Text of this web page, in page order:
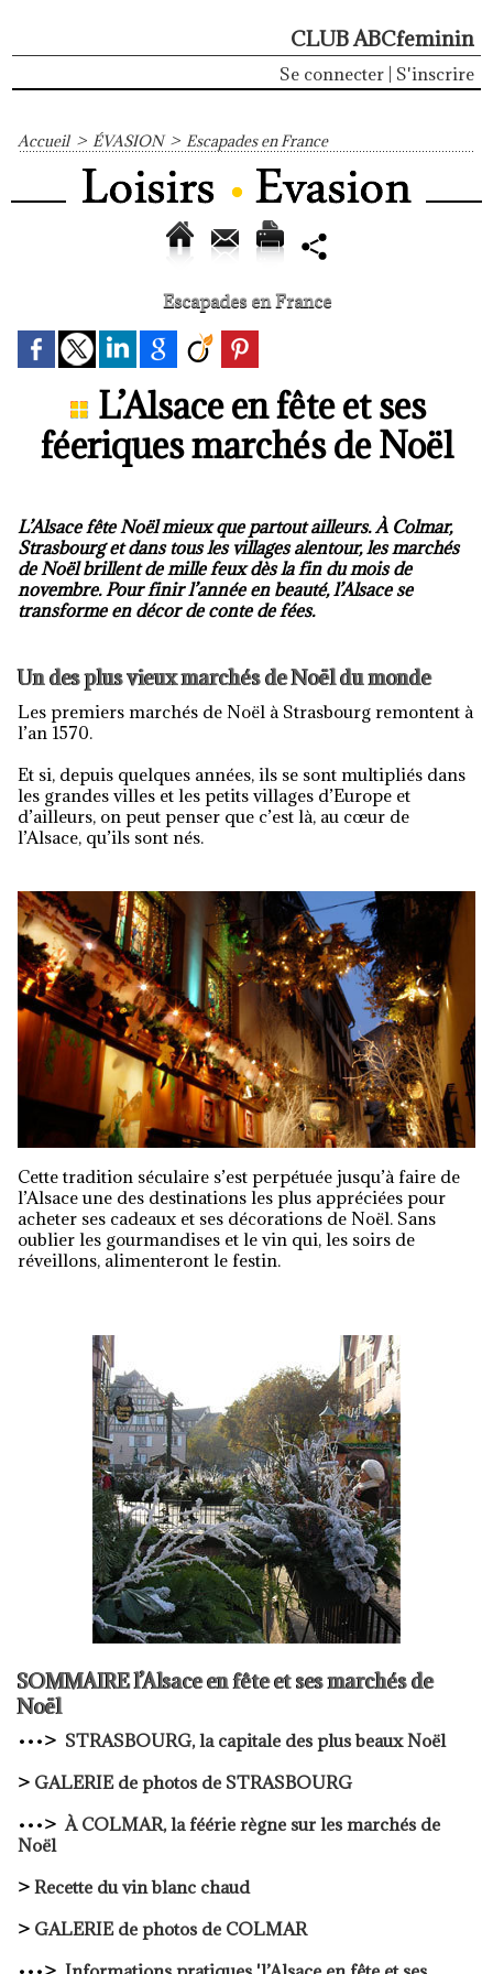
CLUB ABCfeminin
Se connecter S'inscrire
Accueil > ÉVASION > Escapades en France
Escapades en France
L’Alsace en fête et ses
féeriques marchés de Noël
L’Alsace fête Noël mieux que partout ailleurs. À Colmar,
Strasbourg et dans tous les villages alentour, les marchés
de Noël brillent de mille feux dès la fin du mois de
novembre. Pour finir l’année en beauté, l’Alsace se
transforme en décor de conte de fées.
Un des plus vieux marchés de Noël du monde
Les premiers marchés de Noël à Strasbourg remontent à
l’an 1570.
Et si, depuis quelques années, ils se sont multipliés dans
les grandes villes et les petits villages d’Europe et
d’ailleurs, on peut penser que c’est là, au cœur de
l’Alsace, qu’ils sont nés.
Cette tradition séculaire s’est perpétuée jusqu’à faire de
l’Alsace une des destinations les plus appréciées pour
acheter ses cadeaux et ses décorations de Noël. Sans
oublier les gourmandises et le vin qui, les soirs de
réveillons, alimenteront le festin.
SOMMAIRE l’Alsace en fête et ses marchés de
Noël
•••> STRASBOURG, la capitale des plus beaux Noël
> GALERIE de photos de STRASBOURG
•••> À COLMAR, la féérie règne sur les marchés de
Noël
> Recette du vin blanc chaud
> GALERIE de photos de COLMAR